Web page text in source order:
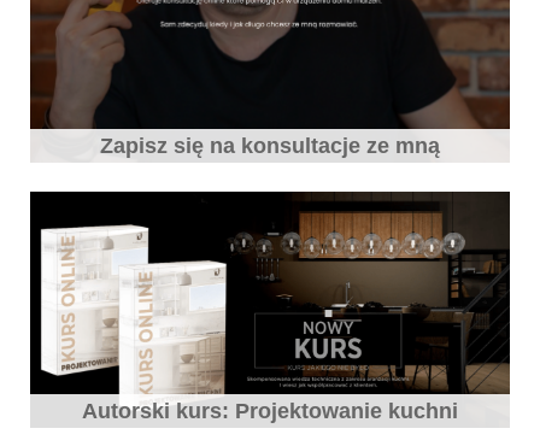
Zapisz się na konsultacje ze mną
Autorski kurs: Projektowanie kuchni